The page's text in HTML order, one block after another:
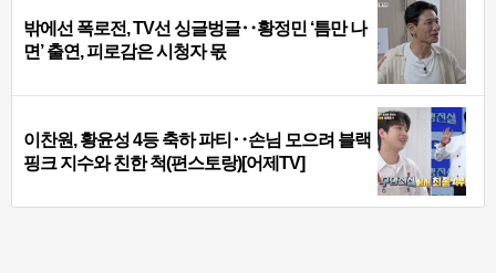
밖에선 폭로전, TV선 싱글벙글‥황정민 ‘틈만 나
면’ 출연, 피로감은 시청자 몫
이찬원, 황윤성 4등 축하 파티‥손님 모으려 블랙
핑크 지수와 친한 척(편스토랑)[어제TV]